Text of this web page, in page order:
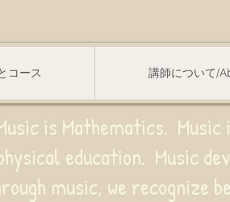
コース 講師について/
is Mathematics.
education. Music
recognize beauty,